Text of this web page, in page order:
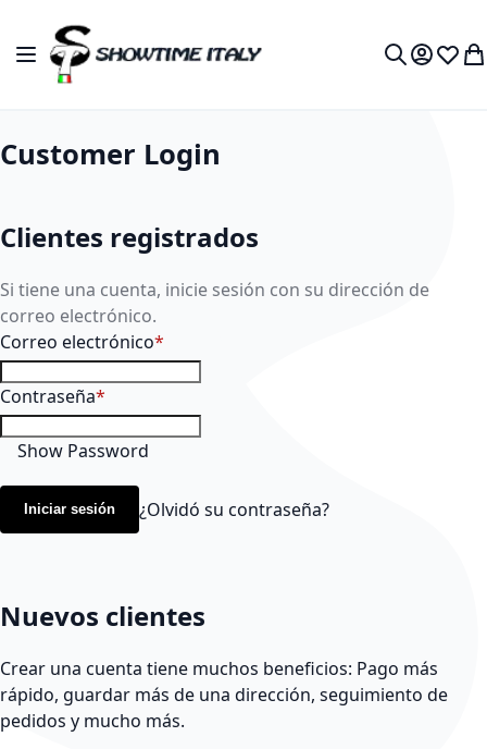
Ir al contenido
Toggle Nav
MyLista
Mi
Customer Login
Clientes registrados
Si tiene una cuenta, inicie sesión con su dirección de
correo electrónico.
Correo electrónico
Contraseña
Show Password
Iniciar sesión ¿Olvidó su contraseña?
Nuevos clientes
Crear una cuenta tiene muchos beneficios: Pago más
rápido, guardar más de una dirección, seguimiento de
pedidos y mucho más.